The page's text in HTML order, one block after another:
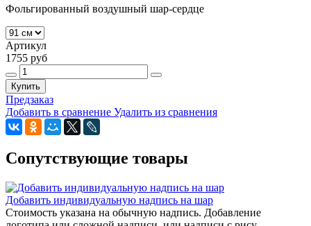
Фольгированный воздушный шар-сердце
Артикул
1755 руб
Купить
Предзаказ
Добавить в сравнение Удалить из сравнения
Сопутствующие товары
Добавить индивидуальную надпись на шар
Стоимость указана на обычную надпись. Добавление